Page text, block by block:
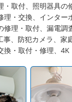
・取付、照明器具の
理・交換、インター
理・取付、漏電調
事、防犯カメラ、家
換・取付・修理、4K